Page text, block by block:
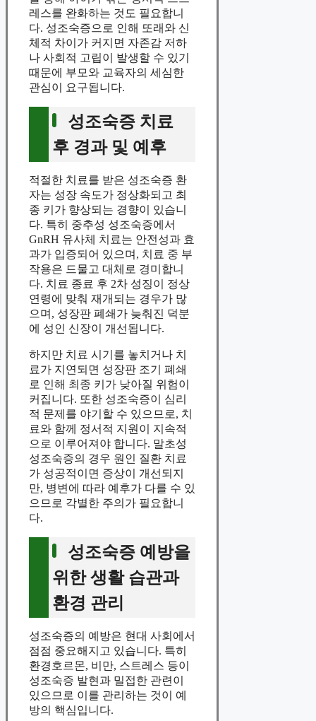
레스를 완화하는 것도 필요합니
다. 성조숙증으로 인해 또래와 신
체적 차이가 커지면 자존감 저하
나 사회적 고립이 발생할 수 있기
때문에 부모와 교육자의 세심한
관심이 요구됩니다.
성조숙증 치료
후 경과 및 예후
적절한 치료를 받은 성조숙증 환
자는 성장 속도가 정상화되고 최
종 키가 향상되는 경향이 있습니
다. 특히 중추성 성조숙증에서
GnRH 유사체 치료는 안전성과 효
과가 입증되어 있으며, 치료 중 부
작용은 드물고 대체로 경미합니
다. 치료 종료 후 2차 성징이 정상
연령에 맞춰 재개되는 경우가 많
으며, 성장판 폐쇄가 늦춰진 덕분
에 성인 신장이 개선됩니다.
하지만 치료 시기를 놓치거나 치
료가 지연되면 성장판 조기 폐쇄
로 인해 최종 키가 낮아질 위험이
커집니다. 또한 성조숙증이 심리
적 문제를 야기할 수 있으므로, 치
료와 함께 정서적 지원이 지속적
으로 이루어져야 합니다. 말초성
성조숙증의 경우 원인 질환 치료
가 성공적이면 증상이 개선되지
만, 병변에 따라 예후가 다를 수 있
으므로 각별한 주의가 필요합니
다.
성조숙증 예방을
위한 생활 습관과
환경 관리
성조숙증의 예방은 현대 사회에서
점점 중요해지고 있습니다. 특히
환경호르몬, 비만, 스트레스 등이
성조숙증 발현과 밀접한 관련이
있으므로 이를 관리하는 것이 예
방의 핵심입니다.